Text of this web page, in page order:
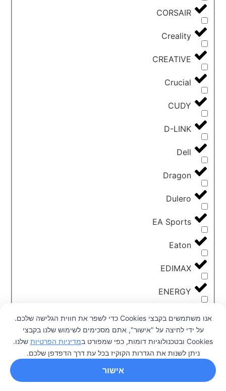
0
CORSAIR
Creality
CREATIVE
Crucial
CUDY
D-LINK
Dell
Dragon
Dulero
EA Sports
Eaton
EDIMAX
ENERGY
ESun
Flashforge
Garmin
GIGABYTE
אנו משתמשים בקבצי Cookies כדי לשפר את חווית הגלישה שלכם.
על ידי לחיצה על "אישור", אתם מסכימים לשימוש שלנו בקבצי
Cookies ובטכנולוגיות דומות, כפי שמפורט ב
מדיניות הפרטיות שלנו.
ניתן לשנות את הגדרות הקוקיז בכל עת דרך הדפדפן שלכם.
אישור